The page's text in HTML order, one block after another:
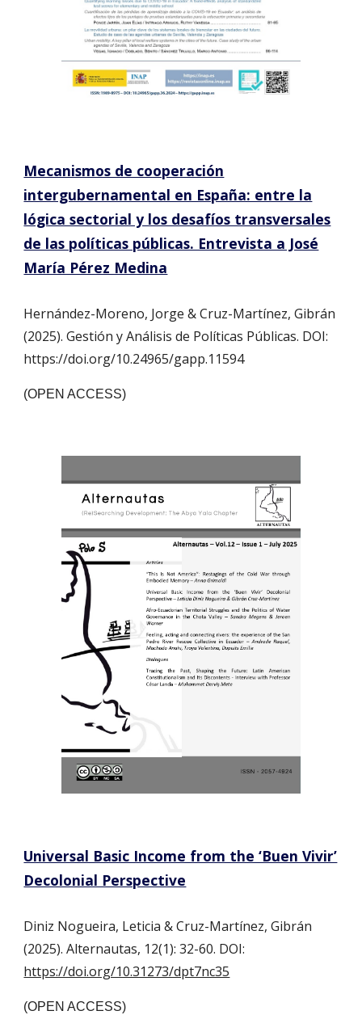
Mecanismos de cooperación
intergubernamental en España: entre la
lógica sectorial y los desafíos transversales
de las políticas públicas. Entrevista a José
María Pérez Medina
Hernández-Moreno, Jorge & Cruz-Martínez, Gibrán
(2025). Gestión y Análisis de Políticas Públicas. DOI:
https://doi.org/10.24965/gapp.11594
(OPEN ACCESS)
Universal Basic Income from the ‘Buen Vivir’
Decolonial Perspective
Diniz Nogueira, Leticia & Cruz-Martínez, Gibrán
(2025).Alternautas, 12(1): 32-60. DOI:
https://doi.org/10.31273/dpt7nc35
(OPEN ACCESS)